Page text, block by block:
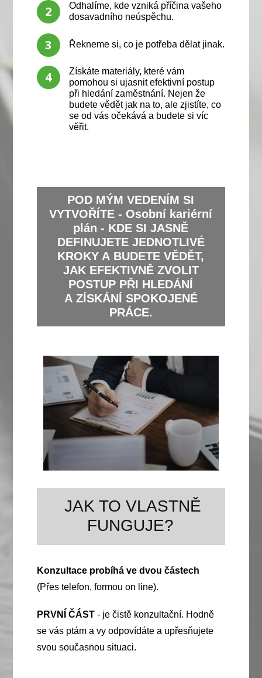
2
Odhalíme, kde vzniká příčina vašeho
dosavadního neúspěchu.
3 Řekneme si, co je potřeba dělat jinak.
4
Získáte materiály, které vám
pomohou si ujasnit efektivní postup
při hledání zaměstnání. Nejen že
budete vědět jak na to, ale zjistíte, co
se od vás očekává a budete si víc
věřit.
POD MÝM VEDENÍM SI
VYTVOŘÍTE - Osobní kariérní
plán - KDE SI JASNĚ
DEFINUJETE JEDNOTLIVÉ
KROKY A BUDETE VĚDĚT,
JAK EFEKTIVNĚ ZVOLIT
POSTUP PŘI HLEDÁNÍ
A ZÍSKÁNÍ SPOKOJENÉ
PRÁCE.
JAK TO VLASTNĚ
FUNGUJE?
Konzultace probíhá ve dvou částech
(Přes telefon, formou on line).
PRVNÍ ČÁST- je čistě konzultační. Hodně
se vás ptám a vy odpovídáte a upřesňujete
svou současnou situaci.